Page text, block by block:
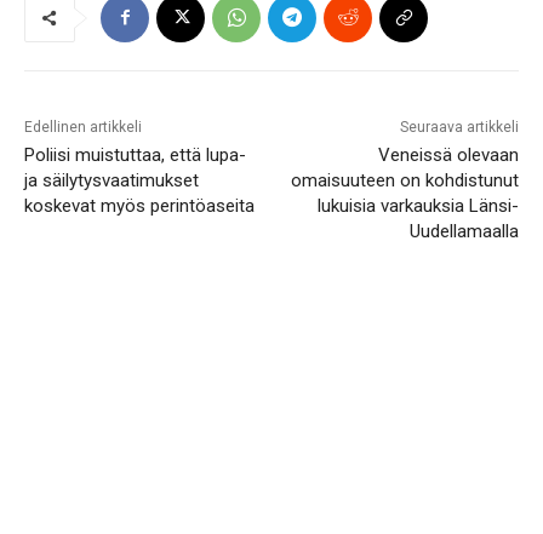
Edellinen artikkeli
Poliisi muistuttaa, että lupa-
ja säilytysvaatimukset
koskevat myös perintöaseita
Seuraava artikkeli
Veneissä olevaan
omaisuuteen on kohdistunut
lukuisia varkauksia Länsi-
Uudellamaalla